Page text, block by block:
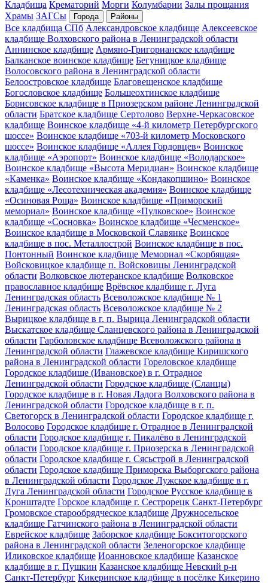
Кладбища Крематорий Морги Колумбарии Залы прощания
Храмы ЗАГСы Города Районы
Все кладбища СПб Александровское кладбище Алексеевское
кладбище Волховского района в Ленинградской области
Аннинское кладбище Армяно-Григорианское кладбище
Балканское воинское кладбище Бегуницкое кладбище
Волосовского района в Ленинградской области
Белоостровское кладбище Благовещенское кладбище
Богословское кладбище Большеохтинское кладбище
Борисовское кладбище в Приозерском районе Ленинградской
области Братское кладбище Сертолово Верхне-Черкасовское
кладбище Воинское кладбище «4-й километр Петербургского
шоссе» Воинское кладбище «703-й километр Московского
шоссе» Воинское кладбище «Аллея Гордовцев» Воинское
кладбище «Аэропорт» Воинское кладбище «Володарское»
Воинское кладбище «Высота Меридиан» Воинское кладбище
«Каменка» Воинское кладбище «Кондакопшино» Воинское
кладбище «Лесотехническая академия» Воинское кладбище
«Осиновая Роща» Воинское кладбище «Приморский
мемориал» Воинское кладбище «Пулковское» Воинское
кладбище «Сосновка» Воинское кладбище «Чесменское»
Воинское кладбище в Московской Славянке Воинское
кладбище в пос. Металлострой Воинское кладбище в пос.
Понтонный Воинское кладбище Мемориал «Скорбящая»
Войсковицкое кладбище п. Войсковицы Ленинградской
области Волковское лютеранское кладбище Волковское
православное кладбище Врёвское кладбище г. Луга
Ленинградская область Всеволожское кладбище № 1
Ленинградская область Всеволожское кладбище № 2
Вырицкое кладбище в г. п. Вырица Ленинградской области
Выскатское кладбище Сланцевского района в Ленинградской
области Гарболовское кладбище Всеволожского района в
Ленинградской области Глажевское кладбище Киришского
района в Ленинградской области Гореловское кладбище
Городское кладбище (Ивановское) в г. Отрадное
Ленинградской области Городское кладбище (Сланцы)
Городское кладбище в г. Новая Ладога Волховского района в
Ленинградской области Городское кладбище в г. п.
Светогорск в Ленинградской области Городское кладбище г.
Волосово Городское кладбище г. Отрадное в Ленинградской
области Городское кладбище г. Пикалёво в Ленинградской
области Городское кладбище г. Приозерска в Ленинградской
области Городское кладбище г. Сясьстрой в Ленинградской
области Городское кладбище Приморска Выборгского района
в Ленинградской области Городское Лужское кладбище в г.
Луга Ленинградской области Городское Русское кладбище в
Кронштадте Горское кладбище г. Сестрорецк Санкт-Петербург
Громовское старообрядческое кладбище Дружносельское
кладбище Гатчинского района в Ленинградской области
Еврейское кладбище Заборское кладбище Бокситогорского
района в Ленинградской области Зеленогорское кладбище
Иликовское кладбище Иоанновское кладбище Казанское
кладбище в г. Пушкин Казанское кладбище Невский р-н
Санкт-Петербург Кикеринское кладбище в посёлке Кикерино